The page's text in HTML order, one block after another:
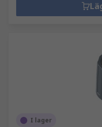
I lager